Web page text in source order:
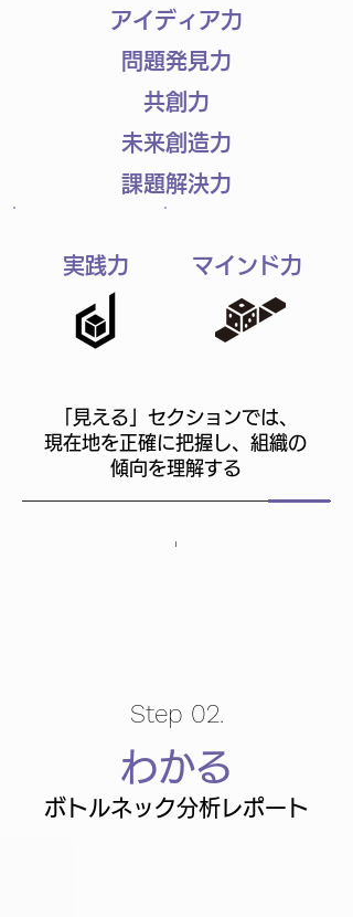
マインド力
実践力
​アイディア力
問題発見力
共創力
未来創造力
課題解決力
「見える」セクションでは、
現在地を正確に把握し、組織の
傾向を理解する
Step 02.
わかる
ボトルネック分析レポート